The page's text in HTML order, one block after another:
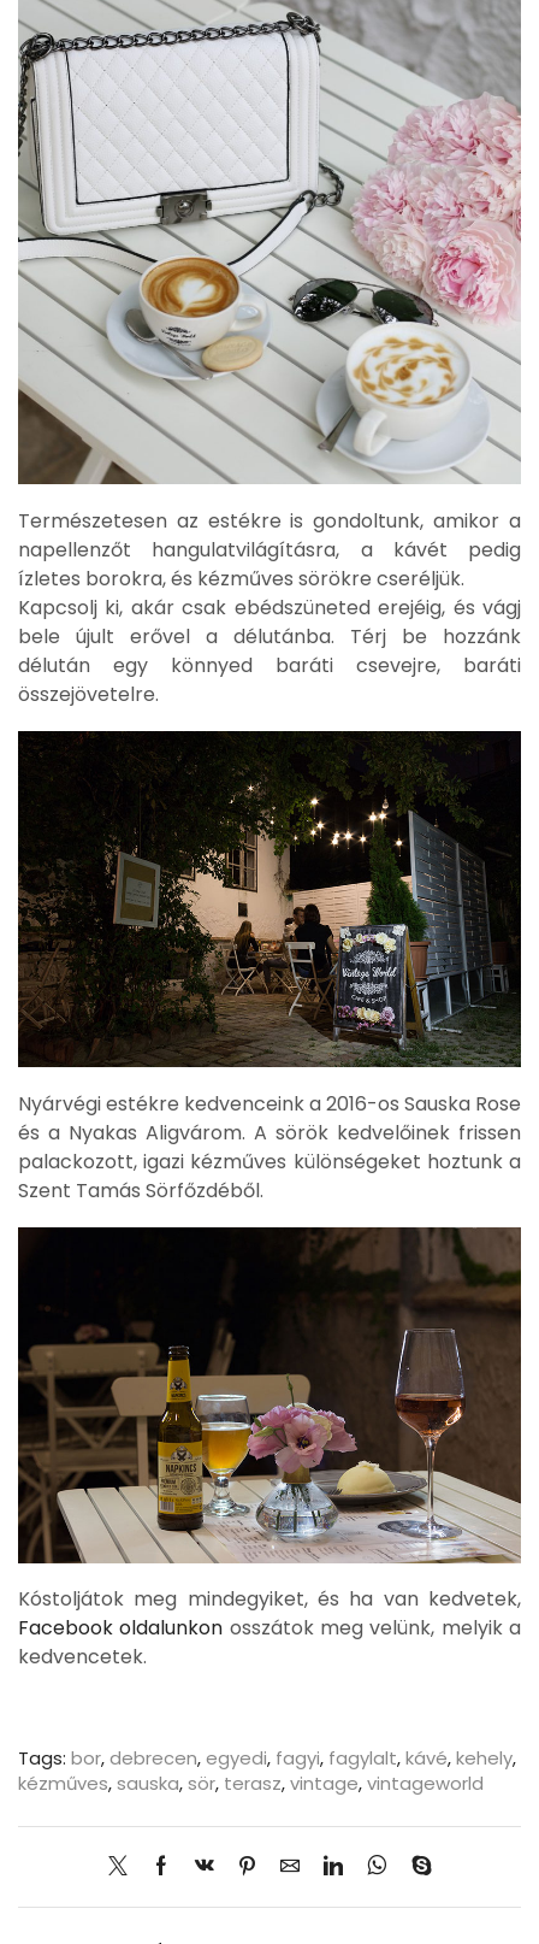
Természetesen az estékre is gondoltunk, amikor a
napellenzőt hangulatvilágításra, a kávét pedig
ízletes borokra, és kézműves sörökre cseréljük.
Kapcsolj ki, akár csak ebédszüneted erejéig, és vágj
bele újult erővel a délutánba. Térj be hozzánk
délután egy könnyed baráti csevejre, baráti
összejövetelre.
Nyárvégi estékre kedvenceink a 2016-os Sauska Rose
és a Nyakas Aligvárom. A sörök kedvelőinek frissen
palackozott, igazi kézműves különségeket hoztunk a
Szent Tamás Sörfőzdéből.
Kóstoljátok meg mindegyiket, és ha van kedvetek,
Facebook oldalunkon osszátok meg velünk, melyik a
kedvencetek.
Tags: bor,debrecen,egyedi, fagyi, fagylalt,kávé,kehely,
kézműves,sauska,sör, terasz,vintage,vintageworld